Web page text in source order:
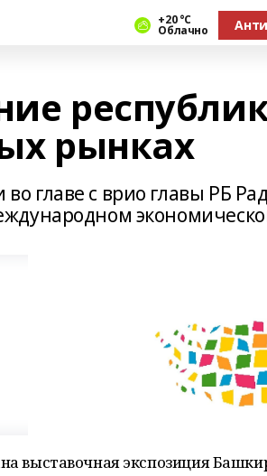
+20 °С
Облачно
рынках
главе с врио главы РБ
выставочная экспозиция